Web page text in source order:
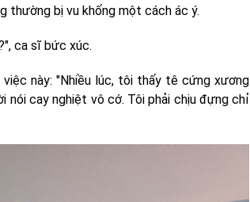
thường bị vu khống một cách ác ý.
ca sĩ bức xúc.
việc này: "Nhiều lúc, tôi thấy tê cứng xương
nói cay nghiệt vô cớ. Tôi phải chịu đựng chỉ